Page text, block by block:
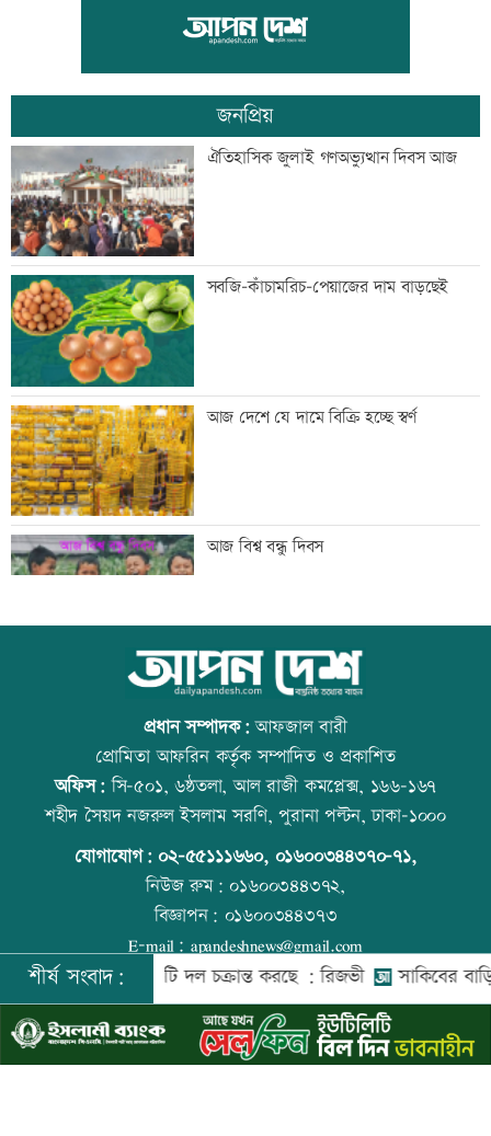
তনু হত্যার আসামি সাবেক সেনাসদস্য
হাফিজুরকে আত্মসমর্পণের নির্দেশ
দুদকের মামলায় ঢাকা ব্যাংকের ৪ কর্মকর্তার
কারাদণ্ড
জিয়াউর রহমান দেশে প্রথম সবুজ বিপ্লবের
ডাক দিয়েছিলেন: পরিবেশমন্ত্রী
প্রথম শ্রেণিতে ভর্তি লটারিতে
মেঘনার ভাঙনরোধে জিও ব্যাগ প্রকল্পে
অনিয়ম, এলাকাবাসীর মানববন্ধন
বাংলাদেশি পাঁচ হাজার কৃষি শ্রমিক নেবে
ওমান
স্বর্ণ খাতকে আনুষ্ঠানিক কাঠামোয় আনছে
সরকার, মতামত চাইল মন্ত্রণালয়
গবেষণা-দক্ষতা উন্নয়নে বাংলাদেশ-অস্ট্রেলিয়ার
নতুন উদ্যোগ
বিমানবন্দরে বাড়ছে নিরাপত্তা, বসছে অ্যান্টি-
জনপ্রিয়
ঐতিহাসিক জুলাই গণঅভ্যুত্থান দিবস আজ
সবজি-কাঁচামরিচ-পেয়াজের দাম বাড়ছেই
আজ দেশে যে দামে বিক্রি হচ্ছে স্বর্ণ
আজ বিশ্ব বন্ধু দিবস
স্কুল ছাত্রীকে দলবদ্ধ ধর্ষণসহ ভিডিও ধারণ
প্রতিমন্ত্রীকে ঘিরে ভাইরাল ভিডিওতে ছবি
জুড়ে অপপ্রচার: এলিন
বিশ্ব মাতৃদুগ্ধ দিবস আজ
আজ স্বর্ণ-রুপা যে দামে বিক্রি হচ্ছে
প্রধান সম্পাদক:আফজাল বারী
প্রোমিতা আফরিন কর্তৃক সম্পাদিত ও প্রকাশিত
অফিস:সি-৫০১, ৬ষ্ঠতলা, আল রাজী কমপ্লেক্স, ১৬৬-১৬৭
শহীদ সৈয়দ নজরুল ইসলাম সরণি, পুরানা পল্টন, ঢাকা-১০০০
যোগাযোগ: ০২-৫৫১১১৬৬০, ০১৬০০৩৪৪৩৭০-৭১,
নিউজ রুম:০১৬০০৩৪৪৩৭২,
বিজ্ঞাপন: ০১৬০০৩৪৪৩৭৩
E-mail: apandeshnews@gmail.com
©২০২৬ |আপন দেশ ডটকমকর্তৃক সর্বসত্ব ® সংরক্ষিত | উন্নয়নে
ইমিথমেকারস.কম
শীর্ষ সংবাদ:
বিরুদ্ধে একটি দল চক্রান্ত করছে : রিজভী সাকিবের বাড়িতে